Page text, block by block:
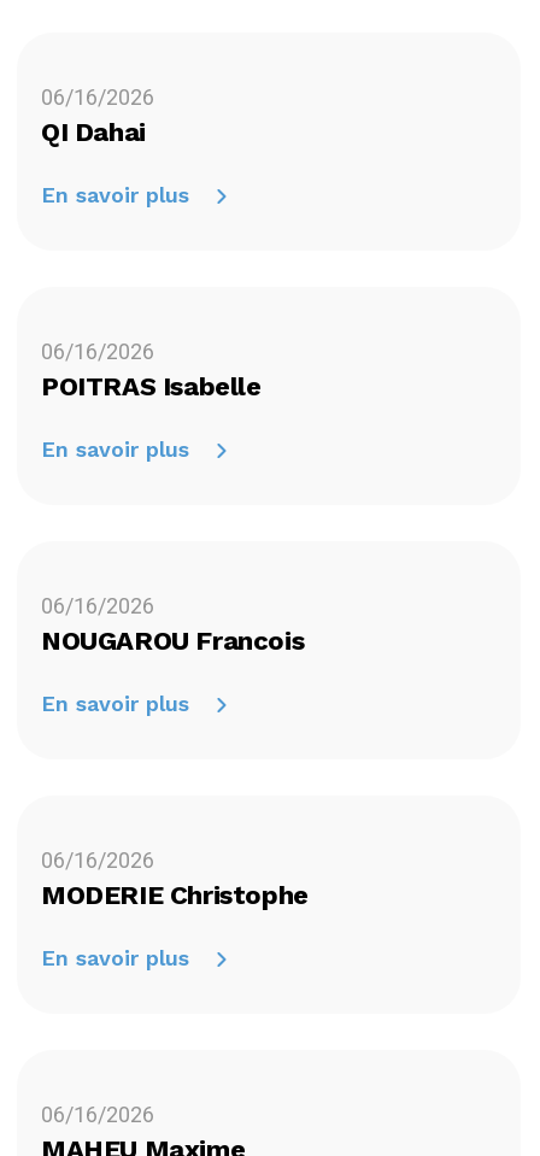
06/16/2026
QI Dahai
En savoir plus
06/16/2026
POITRAS Isabelle
En savoir plus
06/16/2026
NOUGAROU Francois
En savoir plus
06/16/2026
MODERIE Christophe
En savoir plus
06/16/2026
MAHEU Maxime